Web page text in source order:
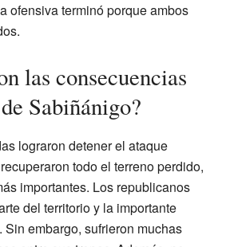
ofensiva terminó porque ambos
las consecuencias
Sabiñánigo?
lograron detener el ataque
todo el terreno perdido,
importantes. Los republicanos
del territorio y la importante
. Sin embargo, sufrieron muchas